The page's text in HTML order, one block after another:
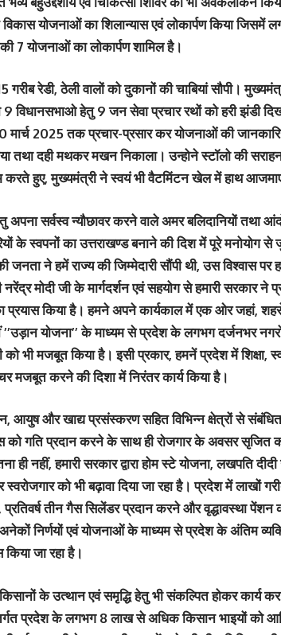
योजनाओं का शिलान्यास एवं लोकार्पण किया जिसमें
7 योजनाओं का लोकार्पण शामिल है।
रेडी, ठेली वालों को दुकानों की चाबियां सौपी।
विधानसभाओ हेतु 9 जन सेवा प्रचार रथों को हरी झंडी
मार्च 2025 तक प्रचार-प्रसार कर योजनाओं की
तथा दही मथकर मखन निकाला। उन्होने स्टॉलो की
करते हुए, मुख्यमंत्री ने स्वयं भी वैटमिंटन खेल में हाथ
अपना सर्वस्व न्यौछावर करने वाले अमर बलिदानियों तथा
के स्वपनों का उत्तराखण्ड बनाने की दिश में पूरे मनोयोग
जनता ने हमें राज्य की जिम्मेदारी सौंपी थी, उस विश्वास पर
नरेंद्र मोदी जी के मार्गदर्शन एवं सहयोग से हमारी सरकार ने
प्रयास किया है। हमने अपने कार्यकाल में एक ओर जहां,
योजना’’ के माध्यम से प्रदेश के लगभग दर्जनभर
भी मजबूत किया है। इसी प्रकार, हमनें प्रदेश में शिक्षा,
मजबूत करने की दिशा में निरंतर कार्य किया है।
आयुष और खाद्य प्रसंस्करण सहित विभिन्न क्षेत्रों से
को गति प्रदान करने के साथ ही रोजगार के अवसर सृजित
ही नहीं, हमारी सरकार द्वारा होम स्टे योजना, लखपति
को भी बढ़ावा दिया जा रहा है। प्रदेश में लाखों
तीन गैस सिलेंडर प्रदान करने और वृद्धावस्था पेंशन
निर्णयों एवं योजनाओं के माध्यम से प्रदेश के अंतिम
जा रहा है।
के उत्थान एवं समृद्धि हेतु भी संकल्पित होकर कार्य
प्रदेश के लगभग 8 लाख से अधिक किसान भाइयों को